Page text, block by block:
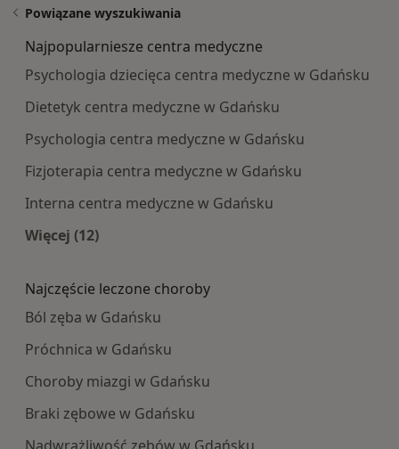
Powiązane wyszukiwania
Najpopularniesze centra medyczne
Psychologia dziecięca centra medyczne w Gdańsku
Dietetyk centra medyczne w Gdańsku
Psychologia centra medyczne w Gdańsku
Fizjoterapia centra medyczne w Gdańsku
Interna centra medyczne w Gdańsku
Więcej (12)
Najczęście leczone choroby
Ból zęba w Gdańsku
Próchnica w Gdańsku
Choroby miazgi w Gdańsku
Braki zębowe w Gdańsku